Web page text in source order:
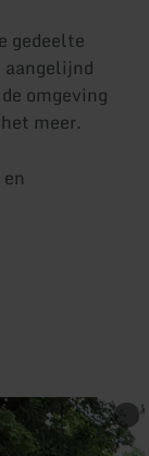
gedeelte
aangelijnd
omgeving
meer.